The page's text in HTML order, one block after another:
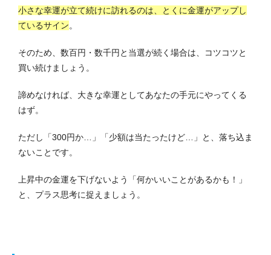
小さな幸運が立て続けに訪れるのは、とくに金運がアップし
ているサイン。
そのため、数百円・数千円と当選が続く場合は、コツコツと
買い続けましょう。
諦めなければ、大きな幸運としてあなたの手元にやってくる
はず。
ただし「300円か…」「少額は当たったけど…」と、落ち込ま
ないことです。
上昇中の金運を下げないよう「何かいいことがあるかも！」
と、プラス思考に捉えましょう。